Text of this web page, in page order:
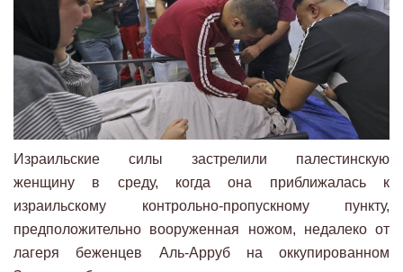
Израильские силы застрелили палестинскую
женщину в среду, когда она приближалась к
израильскому контрольно-пропускному пункту,
предположительно вооруженная ножом, недалеко от
лагеря беженцев Аль-Арруб на оккупированном